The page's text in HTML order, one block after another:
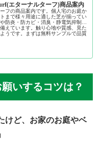
エターナルターフ)商品案内
フの商品案内です。個人宅のお庭か
まで様々用途に適した芝が揃ってい
防炎・防カビ・消臭・静電気抑制機
えています。触り心地や質感、見た
うです。まずは無料サンプルで品質
いするコツは？
けど、お家のお庭やベ